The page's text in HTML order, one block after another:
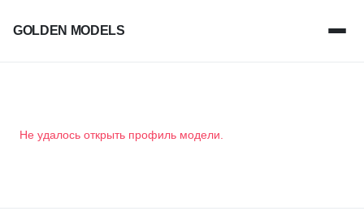
GOLDEN MODELS
Не удалось открыть профиль модели.